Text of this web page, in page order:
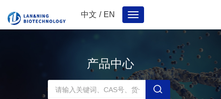
中文 / EN
Toggle
navigation
产品中心